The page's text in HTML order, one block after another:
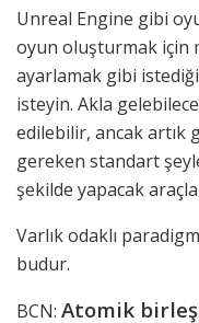
Unreal Engine gibi
oyun oluşturmak için
ayarlamak gibi
isteyin. Akla
edilebilir, ancak artık
gereken standart
şekilde yapacak
Varlık odaklı
budur.
BCN: Atomik